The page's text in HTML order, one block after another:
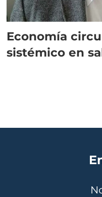
Economía
sistémico en